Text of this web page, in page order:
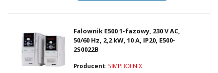
Falownik E500 1-fazowy, 230 V AC,
50/60 Hz, 2,2 kW, 10 A, IP20, E500-
2S0022B
Producent: SIMPHOENIX